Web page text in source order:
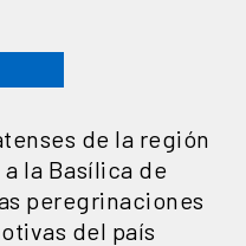
de la región
la Basílica de
peregrinaciones
del país